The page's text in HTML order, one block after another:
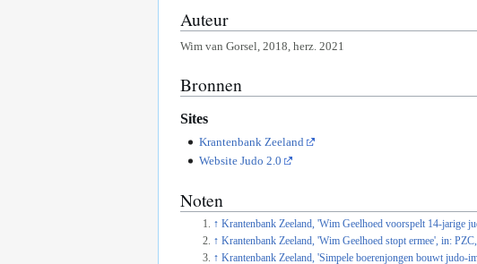
Auteur
Wim van Gorsel, 2018, herz. 2021
Bronnen
Sites
Krantenbank Zeeland
Website Judo 2.0
Noten
↑ Krantenbank Zeeland, 'Wim Geelhoed voorspelt 14-jarige
↑ Krantenbank Zeeland, 'Wim Geelhoed stopt ermee', in:
↑ Krantenbank Zeeland, 'Simpele boerenjongen bouwt judo-